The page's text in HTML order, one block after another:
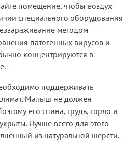
помещение, чтобы воздух
специального оборудования
методом
патогенных вирусов и
концентрируются в
поддерживать
Малыш не должен
его спина, грудь, горло и
Лучше всего для этого
из натуральной шерсти.